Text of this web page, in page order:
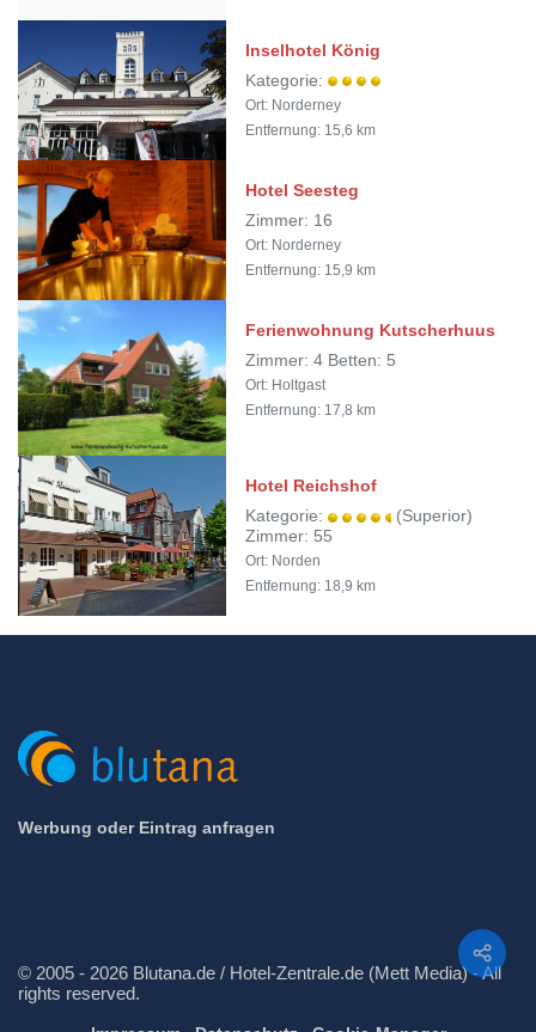
Teilen
Inselhotel König
Kategorie:
Ort: Norderney
Entfernung: 15,6 km
Hotel Seesteg
Zimmer: 16
Ort: Norderney
Entfernung: 15,9 km
Ferienwohnung Kutscherhuus
Zimmer: 4 Betten: 5
Ort: Holtgast
Entfernung: 17,8 km
Hotel Reichshof
Kategorie:
(Superior)
Zimmer: 55
Ort: Norden
Entfernung: 18,9 km
Werbung oder Eintrag anfragen
© 2005 - 2026 Blutana.de / Hotel-Zentrale.de (Mett Media) - All
rights reserved.